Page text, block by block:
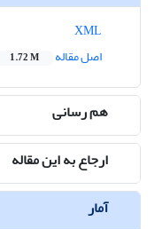
اصل مقاله
1.72 M
هم رسانی
ارجاع به این مقاله
آمار